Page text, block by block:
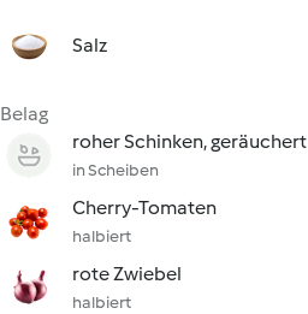
Salz
Belag
roher Schinken, geräuchert
in Scheiben
Cherry-Tomaten
halbiert
rote Zwiebel
halbiert